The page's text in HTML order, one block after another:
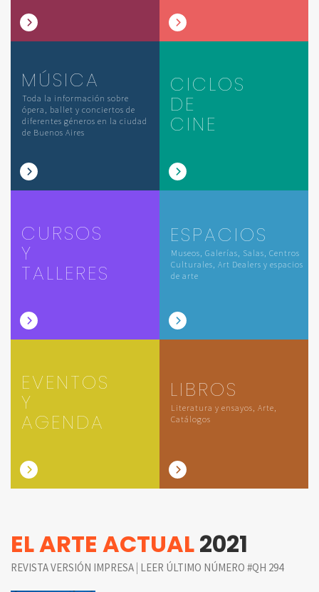
MÚSICA
Toda la información sobre
ópera, ballet y conciertos de
diferentes géneros en la ciudad
de Buenos Aires
CICLOS
DE
CINE
CURSOS
Y
TALLERES
ESPACIOS
Museos, Galerías, Salas, Centros
Culturales, Art Dealers y espacios
de arte
EVENTOS
Y
AGENDA
LIBROS
Literatura y ensayos, Arte,
Catálogos
EL ARTE ACTUAL2021
REVISTA VERSIÓN IMPRESA | LEER ÚLTIMO NÚMERO #QH 294